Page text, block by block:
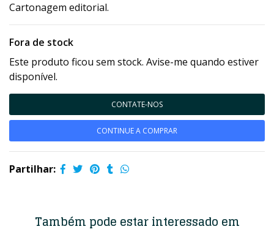
Cartonagem editorial.
Fora de stock
Este produto ficou sem stock. Avise-me quando estiver
disponível.
CONTATE-NOS
CONTINUE A COMPRAR
Partilhar:
Também pode estar interessado em